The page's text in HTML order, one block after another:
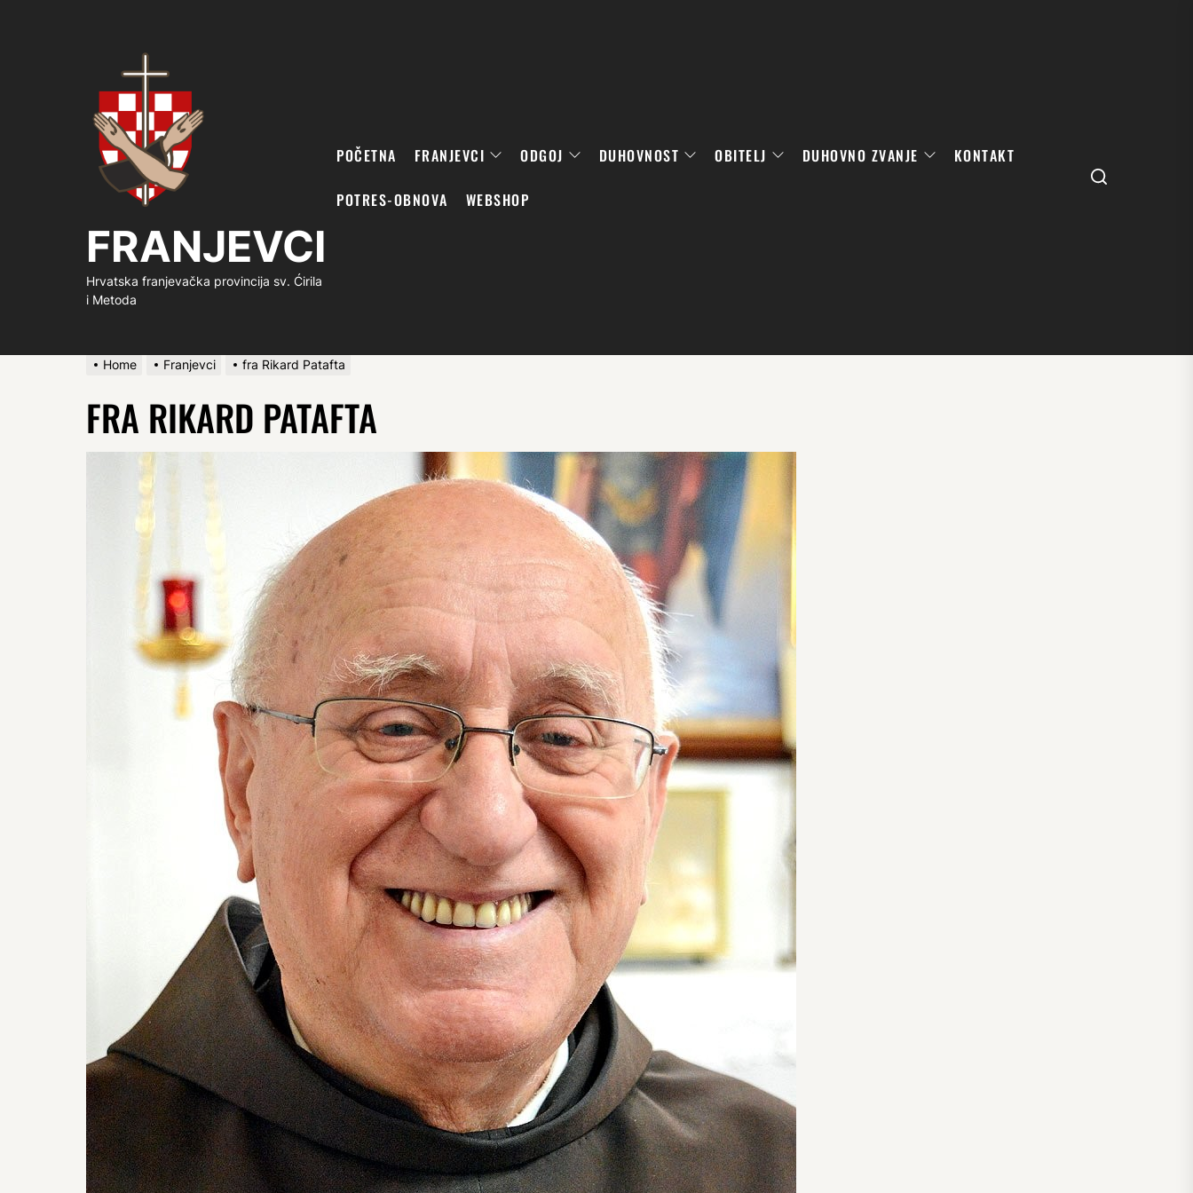
FRANJEVCI
Hrvatska franjevačka provincija sv. Ćirila
i Metoda
POČETNA FRANJEVCI ODGOJ DUHOVNOST OBITELJ DUHOVNO ZVANJE KONTAKT
POTRES-OBNOVA WEBSHOP
Search
Home Franjevci fra Rikard Patafta
FRA RIKARD PATAFTA